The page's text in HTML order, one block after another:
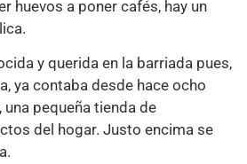
huevos a poner cafés, hay un
y querida en la barriada pues,
ya contaba desde hace ocho
una pequeña tienda de
del hogar. Justo encima se